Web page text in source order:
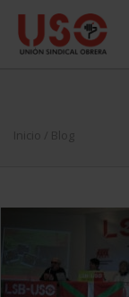
Inicio / Blog